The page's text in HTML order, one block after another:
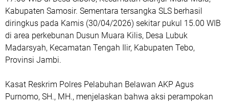
Kabupaten Samosir. Sementara tersangka SLS berhasil
diringkus pada Kamis (30/04/2026) sekitar pukul 15.00 WIB
di area perkebunan Dusun Muara Kilis, Desa Lubuk
Madarsyah, Kecamatan Tengah Ilir, Kabupaten Tebo,
Provinsi Jambi.
Kasat Reskrim Polres Pelabuhan Belawan AKP Agus
Purnomo, SH., MH., menjelaskan bahwa aksi perampokan